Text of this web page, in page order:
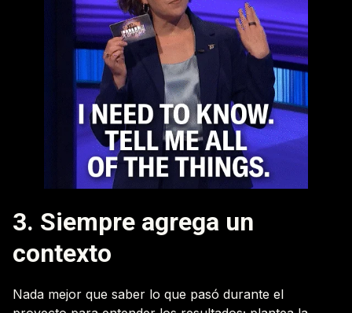
3. Siempre agrega un
contexto
Nada mejor que saber lo que pasó durante el